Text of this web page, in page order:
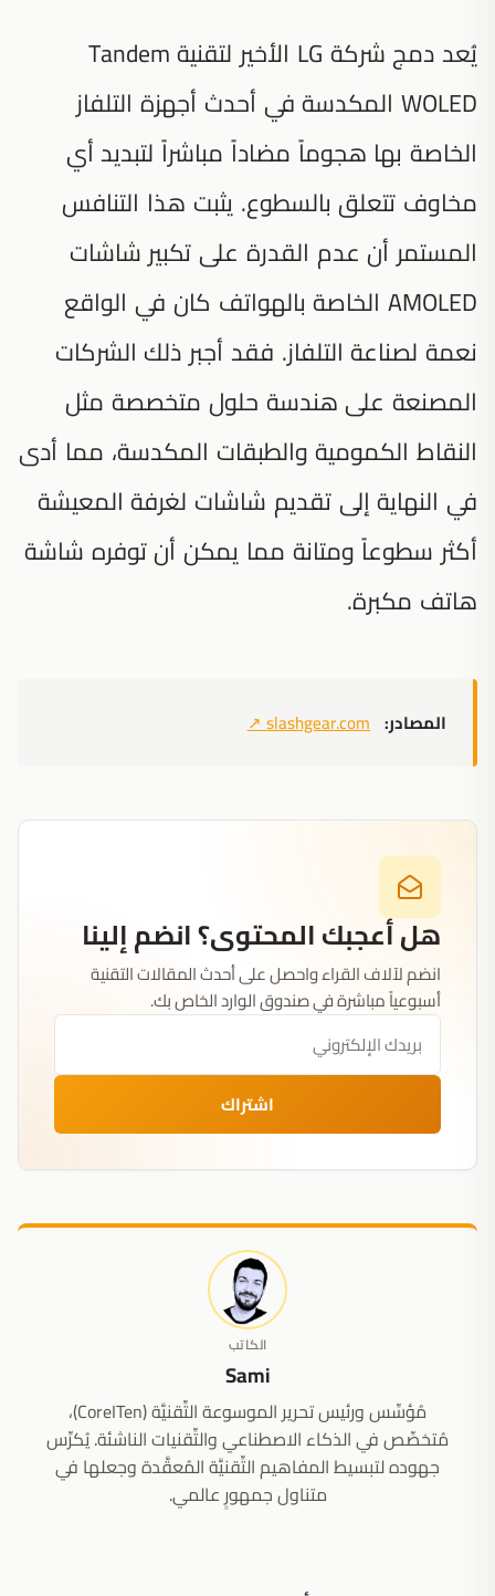
يُعد دمج شركة LG الأخير لتقنية Tandem
WOLED المكدسة في أحدث أجهزة التلفاز
الخاصة بها هجوماً مضاداً مباشراً لتبديد أي
مخاوف تتعلق بالسطوع. يثبت هذا التنافس
المستمر أن عدم القدرة على تكبير شاشات
AMOLED الخاصة بالهواتف كان في الواقع
نعمة لصناعة التلفاز. فقد أجبر ذلك الشركات
المصنعة على هندسة حلول متخصصة مثل
النقاط الكمومية والطبقات المكدسة، مما أدى
في النهاية إلى تقديم شاشات لغرفة المعيشة
أكثر سطوعاً ومتانة مما يمكن أن توفره شاشة
هاتف مكبرة.
المصادر: slashgear.com
↗
هل أعجبك المحتوى؟ انضم إلينا
انضم لآلاف القراء واحصل على أحدث المقالات التقنية
أسبوعياً مباشرة في صندوق الوارد الخاص بك.
اشتراك
الكاتب
Sami
مُؤسِّس ورئيس تحرير الموسوعة التِّقنيَّة (CoreITen)،
مُتخصِّص في الذكاء الاصطناعي والتِّقنيات الناشئة. يُكرِّس
جهوده لتبسيط المفاهيم التِّقنيَّة المُعقَّدة وجعلها في
متناول جمهورٍ عالمي.